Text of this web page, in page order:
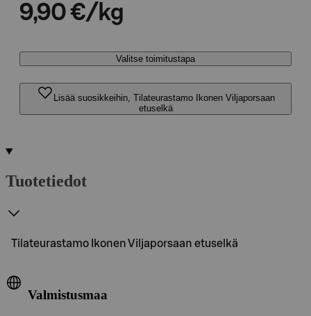
9,90 €/kg
Valitse toimitustapa
Lisää suosikkeihin, Tilateurastamo Ikonen Viljaporsaan
etuselkä
Tuotetiedot
Tilateurastamo Ikonen Viljaporsaan etuselkä
Valmistusmaa